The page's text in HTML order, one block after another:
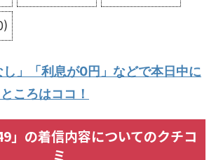
)
し」「利息が0円」などで本日中に
ころはココ！
」の着信内容についてのクチコ
ミ